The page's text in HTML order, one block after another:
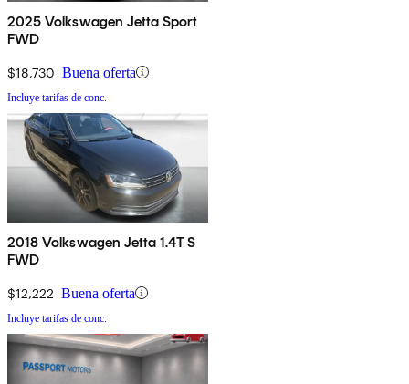
2025 Volkswagen Jetta Sport
FWD
$18,730 Buena oferta
Incluye tarifas de conc.
2018 Volkswagen Jetta 1.4T S
FWD
$12,222 Buena oferta
Incluye tarifas de conc.